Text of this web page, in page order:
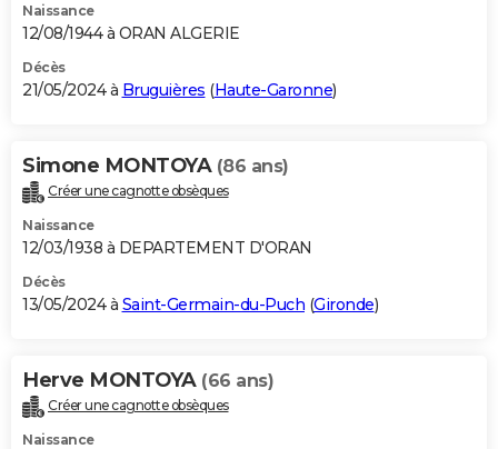
Naissance
12/08/1944 à ORAN ALGERIE
Décès
21/05/2024 à Bruguières (Haute-Garonne)
Simone MONTOYA (86 ans)
Créer une cagnotte obsèques
Naissance
12/03/1938 à DEPARTEMENT D'ORAN
Décès
13/05/2024 à Saint-Germain-du-Puch (Gironde)
Herve MONTOYA (66 ans)
Créer une cagnotte obsèques
Naissance